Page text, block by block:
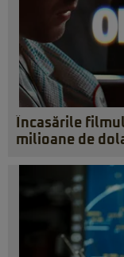
Încasările
milioane de